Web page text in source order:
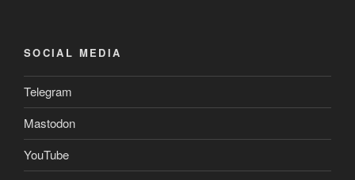
SOCIAL MEDIA
Telegram
Mastodon
YouTube